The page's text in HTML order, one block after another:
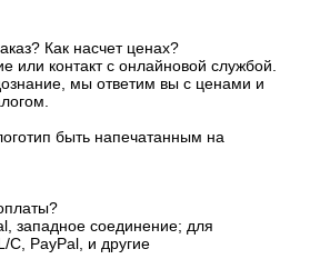
Как насчет ценах?
или контакт с онлайновой службой.
мы ответим вы с ценами и
быть напечатанным на
западное соединение; для
C, PayPal, и другие